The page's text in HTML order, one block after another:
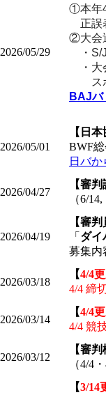
2026/05/29
①本年
正誤
②大会
・S/J
・大
スポ
BAJ
2026/05/01
【日
BWF
日バか
2026/04/27
【審判
（6/
2026/04/19
【審判
「 ダイ
募集内
2026/03/18
【4/4
4/4 締
2026/03/14
【4/4
4/4 競
2026/03/12
【審判
（4/4
【3/14